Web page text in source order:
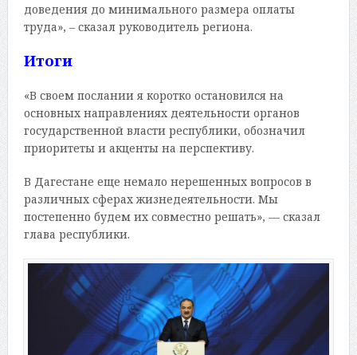
доведения до минимального размера оплаты
труда», – сказал руководитель региона.
Итоги
«В своем послании я коротко остановился на
основных направлениях деятельности органов
государственной власти республики, обозначил
приоритеты и акценты на перспективу.
В Дагестане еще немало нерешенных вопросов в
различных сферах жизнедеятельности. Мы
постепенно будем их совместно решать», — сказал
глава республики.